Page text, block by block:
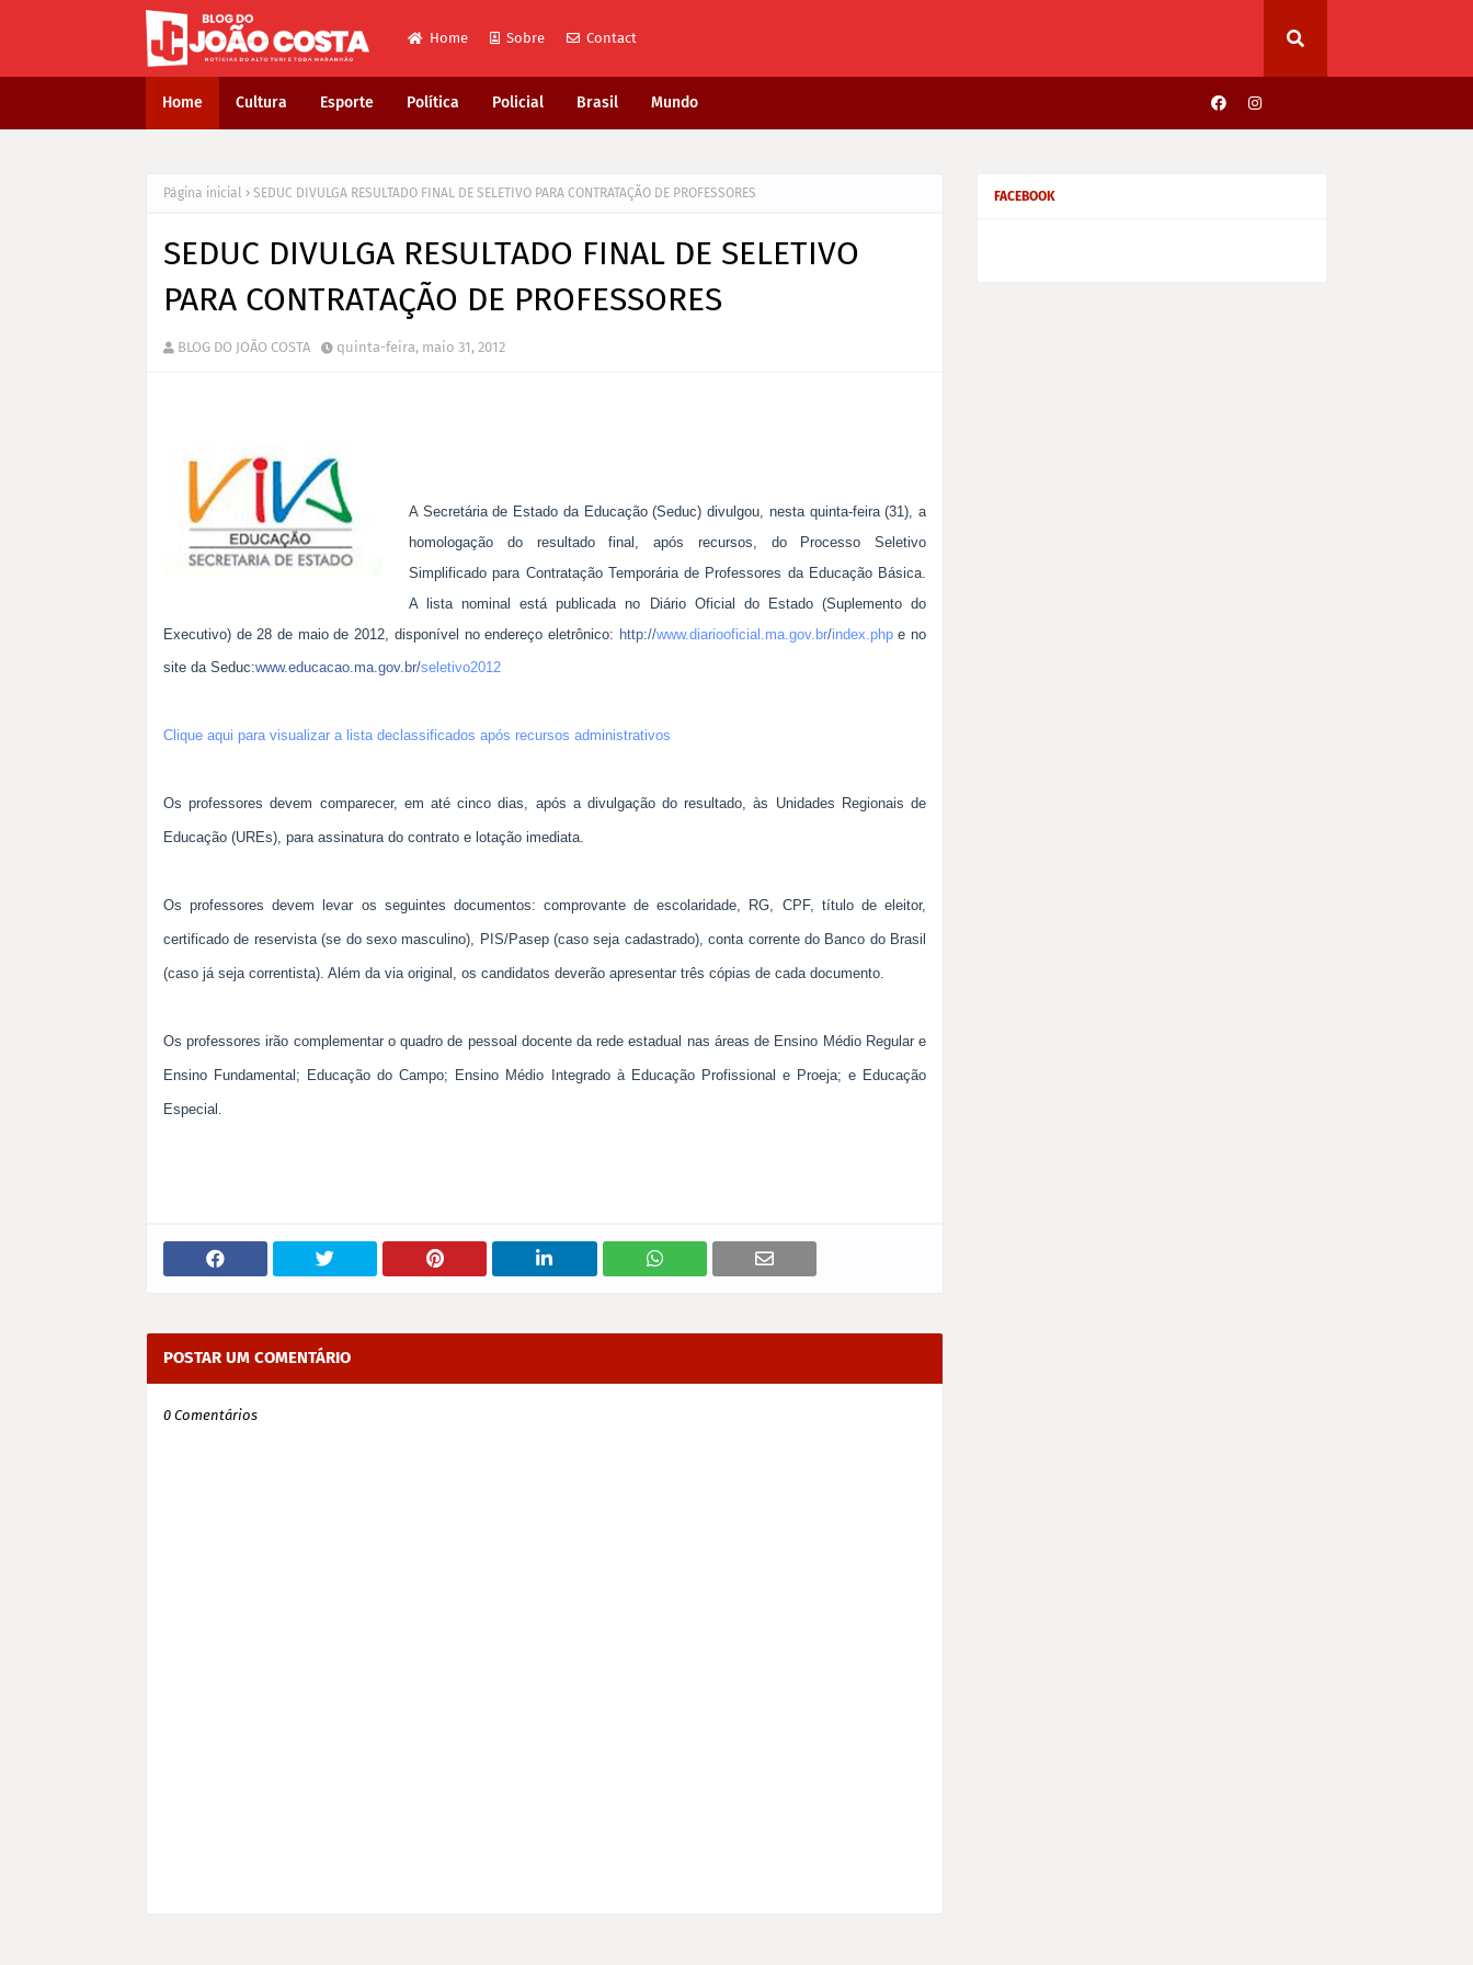
Home Sobre Contact
Home Cultura Esporte Política Policial Brasil Mundo
Página inicial SEDUC DIVULGA RESULTADO FINAL DE SELETIVO PARA CONTRATAÇÃO DE PROFESSORES
SEDUC DIVULGA RESULTADO FINAL DE SELETIVO
PARA CONTRATAÇÃO DE PROFESSORES
BLOG DO JOÃO COSTA quinta-feira, maio 31, 2012
A Secretária de Estado da Educação (Seduc) divulgou, nesta quinta-feira (31), a
homologação do resultado final, após recursos, do Processo Seletivo
Simplificado para Contratação Temporária de Professores da Educação Básica.
A lista nominal está publicada no Diário Oficial do Estado (Suplemento do
Executivo) de 28 de maio de 2012, disponível no endereço eletrônico: http://www.diariooficial.ma.gov.br/index.php e no
site da Seduc:www.educacao.ma.gov.br/seletivo2012
Clique aqui para visualizar a lista declassificados após recursos administrativos
Os professores devem comparecer, em até cinco dias, após a divulgação do resultado, às Unidades Regionais de
Educação (UREs), para assinatura do contrato e lotação imediata.
Os professores devem levar os seguintes documentos: comprovante de escolaridade, RG, CPF, título de eleitor,
certificado de reservista (se do sexo masculino), PIS/Pasep (caso seja cadastrado), conta corrente do Banco do Brasil
(caso já seja correntista). Além da via original, os candidatos deverão apresentar três cópias de cada documento.
Os professores irão complementar o quadro de pessoal docente da rede estadual nas áreas de Ensino Médio Regular e
Ensino Fundamental; Educação do Campo; Ensino Médio Integrado à Educação Profissional e Proeja; e Educação
Especial.
POSTAR UM COMENTÁRIO
0 Comentários
FACEBOOK